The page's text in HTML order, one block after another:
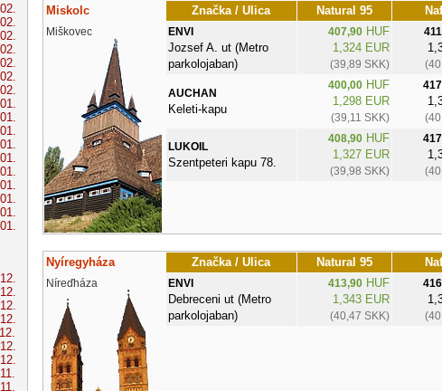
Miskolc Značka / Ulica Natural 95
Miškovec ENVI
Jozsef A. ut (Metro
parkolojaban)
407,90HUF
1,324 EUR
(39,89 SKK)
AUCHAN
Keleti-kapu
400,00HUF
1,298 EUR
(39,11 SKK)
LUKOIL
Szentpeteri kapu 78.
408,90HUF
1,327 EUR
(39,98 SKK)
Nyíregyháza Značka / Ulica Natural 95
Níreďháza ENVI
Debreceni ut (Metro
parkolojaban)
413,90HUF
1,343 EUR
(40,47 SKK)